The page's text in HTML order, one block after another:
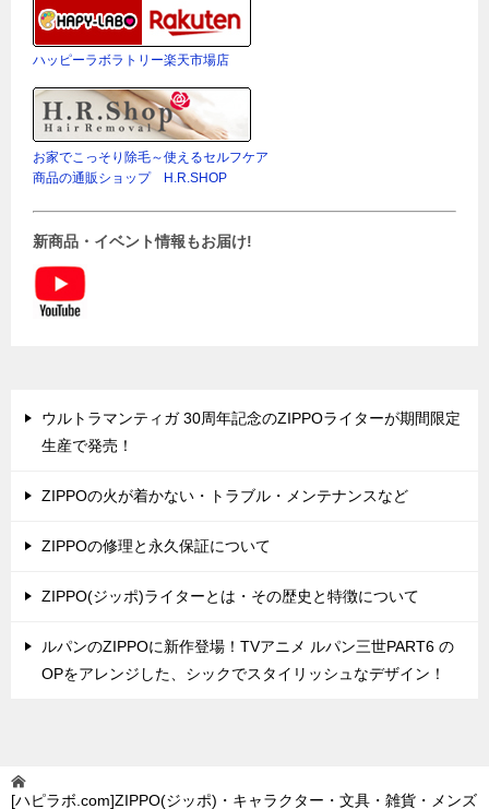
ハッピーラボラトリー楽天市場店
お家でこっそり除毛～使えるセルフケア
商品の通販ショップ H.R.SHOP
新商品・イベント情報もお届け!
ウルトラマンティガ 30周年記念のZIPPOライターが期間限定
生産で発売！
ZIPPOの火が着かない・トラブル・メンテナンスなど
ZIPPOの修理と永久保証について
ZIPPO(ジッポ)ライターとは・その歴史と特徴について
ルパンのZIPPOに新作登場！TVアニメ ルパン三世PART6 の
OPをアレンジした、シックでスタイリッシュなデザイン！
[ハピラボ.com]ZIPPO(ジッポ)・キャラクター・文具・雑貨・メンズ